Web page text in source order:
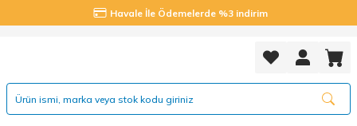
Havale İle Ödemelerde %3 indirim